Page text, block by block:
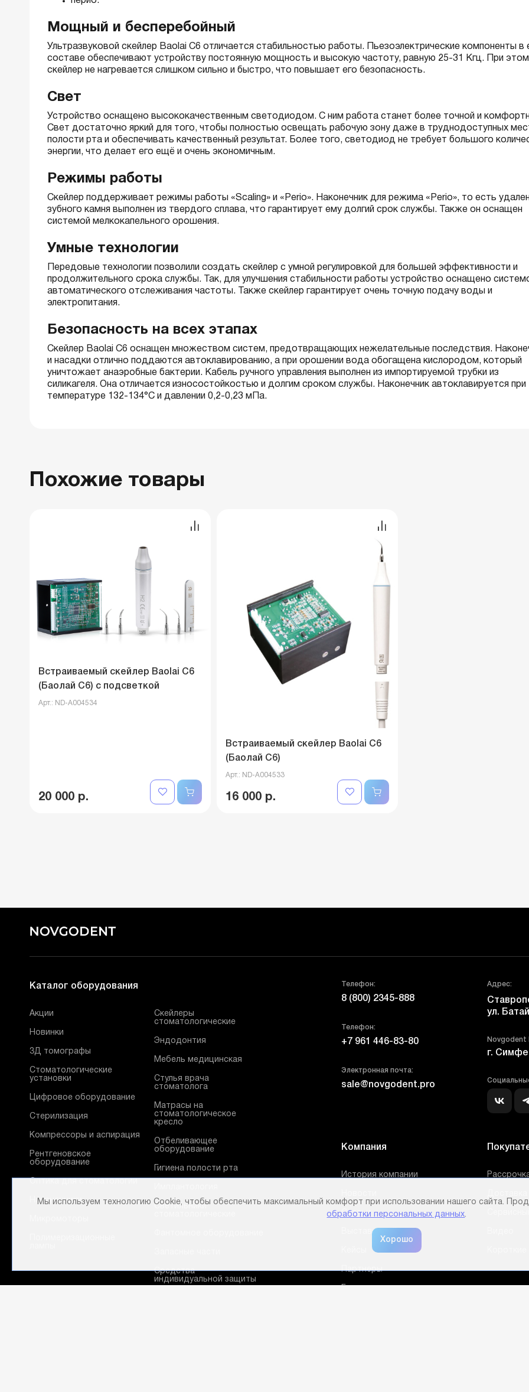
Мощный и бесперебойный
Ультразвуковой скейлер Baolai C6 отличается стабильностью работы. Пьезоэлектрические компоненты в
составе обеспечивают устройству постоянную мощность и высокую частоту, равную 25-31 Кгц. При этом
скейлер не нагревается слишком сильно и быстро, что повышает его безопасность.
Свет
Устройство оснащено высококачественным светодиодом. С ним работа станет более точной и
Свет достаточно яркий для того, чтобы полностью освещать рабочую зону даже в труднодоступных
полости рта и обеспечивать качественный результат. Более того, светодиод не требует большого
энергии, что делает его ещё и очень экономичным.
Режимы работы
Скейлер поддерживает режимы работы «Scaling» и «Perio». Наконечник для режима «Perio», то есть
зубного камня выполнен из твердого сплава, что гарантирует ему долгий срок службы. Также он оснащен
системой мелкокапельного орошения.
Умные технологии
Передовые технологии позволили создать скейлер с умной регулировкой для большей эффективности и
продолжительного срока службы. Так, для улучшения стабильности работы устройство оснащено
автоматического отслеживания частоты. Также скейлер гарантирует очень точную подачу воды и
электропитания.
Безопасность на всех этапах
Скейлер Baolai C6 оснащен множеством систем, предотвращающих нежелательные последствия.
и насадки отлично поддаются автоклавированию, а при орошении вода обогащена кислородом, который
уничтожает анаэробные бактерии. Кабель ручного управления выполнен из импортируемой трубки из
силикагеля. Она отличается износостойкостью и долгим сроком службы. Наконечник автоклавируется при
температуре 132-134°С и давлении 0,2-0,23 мПа.
Похожие товары
Встраиваемый скейлер Baolai C6
(Баолай C6) с подсветкой
Арт.: ND-A004534
20 000 р.
Встраиваемый скейлер Baolai C6
(Баолай C6)
Арт.: ND-A004533
16 000 р.
Телефон:
8 (800) 2345-888
Телефон:
+7 961 446-83-80
Электронная почта:
sale@novgodent.pro
Адрес:
ул.
Novgodent
г.
Компания
История компании
Статьи
Выставочный зал
Партнеры
Каталог оборудования
Акции
Новинки
3Д томографы
Стоматологические
установки
Цифровое оборудование
Стерилизация
Компрессоры и аспирация
Рентгеновское
оборудование
Наконечники
Скейлеры
стоматологические
Эндодонтия
Мебель медицинская
Стулья врача
стоматолога
Матрасы на
стоматологическое
кресло
Отбеливающее
оборудование
Гигиена полости рта
Светильники
Средства
индивидуальной защиты
Мы используем технологию Cookie, чтобы обеспечить максимальный комфорт при использовании нашего сайта.
обработки персональных данных.